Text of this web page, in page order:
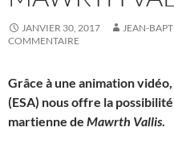
JANVIER 30, 2017 JEAN-
COMMENTAIRE
Grâce à une animation
(ESA) nous offre la
martienne de Mawrth Vallis.